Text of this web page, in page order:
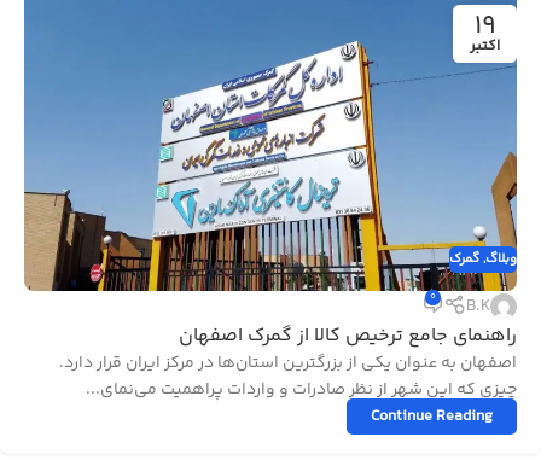
19
اکتبر
وبلاگ,گمرک
B.K
0
راهنمای جامع ترخیص کالا از گمرک اصفهان
اصفهان به عنوان یکی از بزرگترین استان‌ها در مرکز ایران قرار دارد.
چیزی که این شهر از نظر صادرات و واردات پراهمیت می‌نمای...
Continue Reading